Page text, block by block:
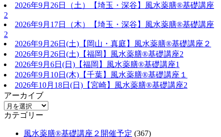
2026年9月26日（土）【埼玉・深谷】風水薬膳®基礎講座
2
2026年9月17日（木）【埼玉・深谷】風水薬膳®基礎講座
2
2026年9月26日(土)【岡山・真庭】風水薬膳®基礎講座２
2026年9月26日(土)【福岡】風水薬膳®︎基礎講座2
2026年9月6日(日)【福岡】風水薬膳®︎基礎講座1
2026年9月10日(木)【千葉】風水薬膳®︎基礎講座１
2026年10月18日(日)【宮崎】風水薬膳®︎基礎講座2
アーカイブ
カテゴリー
風水薬膳®基礎講座２開催予定 (367)